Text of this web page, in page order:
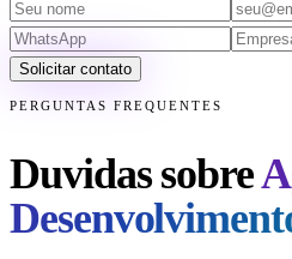
Solicitar contato
PERGUNTAS FREQUENTES
Duvidas sobre